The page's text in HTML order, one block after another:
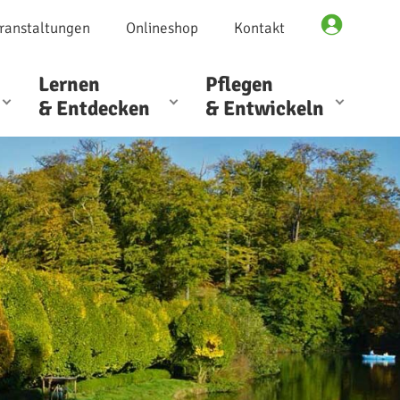
Onlineshop Kontakt
Lernen
& Entdecken
Pflegen
& Entwickeln